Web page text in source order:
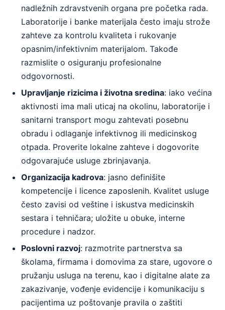
nadležnih zdravstvenih organa pre početka rada.
Laboratorije i banke materijala često imaju strože
zahteve za kontrolu kvaliteta i rukovanje
opasnim/infektivnim materijalom. Takođe
razmislite o osiguranju profesionalne
odgovornosti.
Upravljanje rizicima i životna sredina: iako većina
aktivnosti ima mali uticaj na okolinu, laboratorije i
sanitarni transport mogu zahtevati posebnu
obradu i odlaganje infektivnog ili medicinskog
otpada. Proverite lokalne zahteve i dogovorite
odgovarajuće usluge zbrinjavanja.
Organizacija kadrova: jasno definišite
kompetencije i licence zaposlenih. Kvalitet usluge
često zavisi od veštine i iskustva medicinskih
sestara i tehničara; uložite u obuke, interne
procedure i nadzor.
Poslovni razvoj: razmotrite partnerstva sa
školama, firmama i domovima za stare, ugovore o
pružanju usluga na terenu, kao i digitalne alate za
zakazivanje, vođenje evidencije i komunikaciju s
pacijentima uz poštovanje pravila o zaštiti